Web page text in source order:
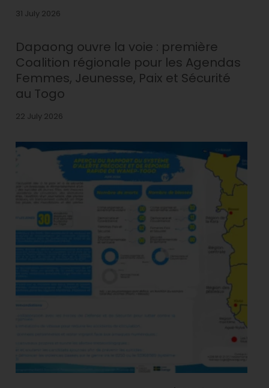
31 July 2026
Dapaong ouvre la voie : première
Coalition régionale pour les Agendas
Femmes, Jeunesse, Paix et Sécurité
au Togo
22 July 2026